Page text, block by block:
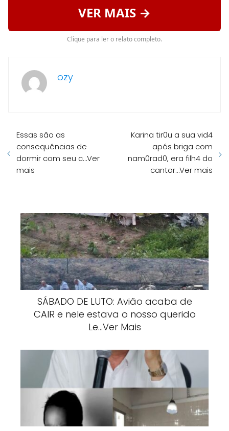
VER MAIS →
Clique para ler o relato completo.
ozy
Essas são as
consequências de
dormir com seu c…Ver
mais
Karina tir0u a sua vid4
após briga com
nam0rad0, era filh4 do
cantor…Ver mais
SÁBADO DE LUTO: Avião acaba de
CAIR e nele estava o nosso querido
Le…Ver Mais